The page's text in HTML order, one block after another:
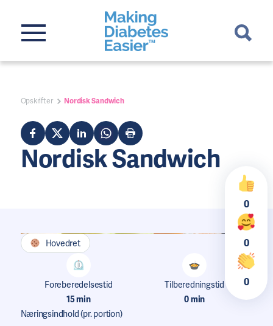
Opskrifter Nordisk Sandwich
Nordisk Sandwich
0
0
0
Hovedret
Foreberedelsestid
15 min
Tilberedningstid
0 min
Næringsindhold(pr. portion)